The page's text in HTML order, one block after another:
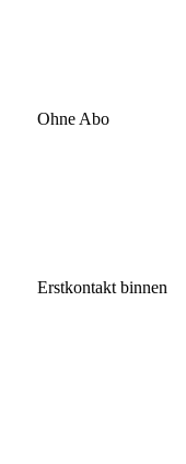
Ohne Abo
Erstkontakt binnen